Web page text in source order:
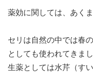
薬効に関しては、 あく
セリは自然の中では春
としても使われてきまし
生薬としては水芹（す